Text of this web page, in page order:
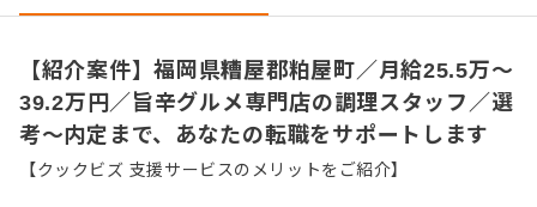
【紹介案件】福岡県糟屋郡粕屋町／月給25.5万～
39.2万円／旨辛グルメ専門店の調理スタッフ／選
考～内定まで、あなたの転職をサポートします
【クックビズ 支援サービスのメリットをご紹介】